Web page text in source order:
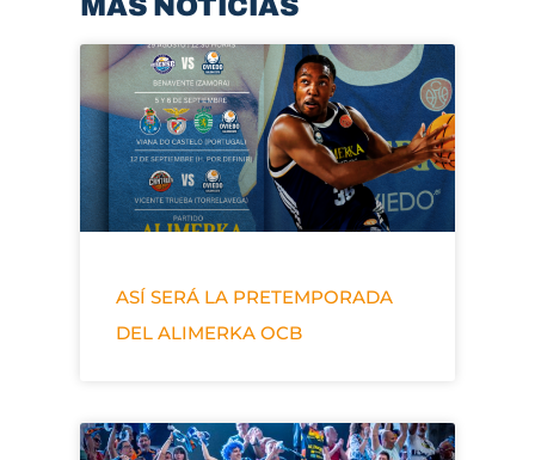
MÁS NOTICIAS
ASÍ SERÁ LA PRETEMPORADA
DEL ALIMERKA OCB